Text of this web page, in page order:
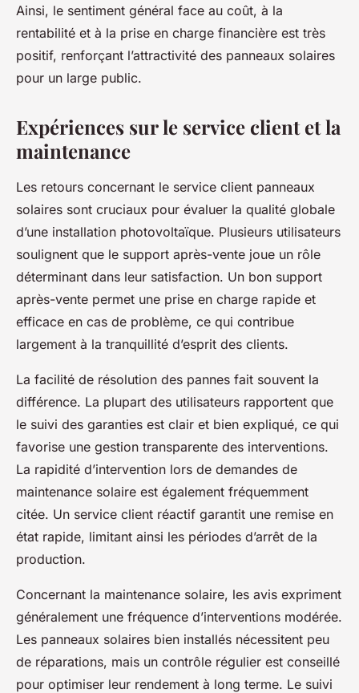
Ainsi, le sentiment général face au coût, à la
rentabilité et à la prise en charge financière est très
positif, renforçant l’attractivité des panneaux solaires
pour un large public.
Expériences sur le service client et la
maintenance
Les retours concernant le service client panneaux
solaires sont cruciaux pour évaluer la qualité globale
d’une installation photovoltaïque. Plusieurs utilisateurs
soulignent que le support après-vente joue un rôle
déterminant dans leur satisfaction. Un bon support
après-vente permet une prise en charge rapide et
efficace en cas de problème, ce qui contribue
largement à la tranquillité d’esprit des clients.
La facilité de résolution des pannes fait souvent la
différence. La plupart des utilisateurs rapportent que
le suivi des garanties est clair et bien expliqué, ce qui
favorise une gestion transparente des interventions.
La rapidité d’intervention lors de demandes de
maintenance solaire est également fréquemment
citée. Un service client réactif garantit une remise en
état rapide, limitant ainsi les périodes d’arrêt de la
production.
Concernant la maintenance solaire, les avis expriment
généralement une fréquence d’interventions modérée.
Les panneaux solaires bien installés nécessitent peu
de réparations, mais un contrôle régulier est conseillé
pour optimiser leur rendement à long terme. Le suivi